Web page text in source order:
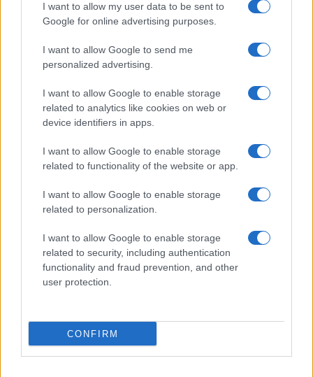
I want to allow my user data to be sent to
Google for online advertising purposes.
I want to allow Google to send me
personalized advertising.
I want to allow Google to enable storage
related to analytics like cookies on web or
device identifiers in apps.
I want to allow Google to enable storage
related to functionality of the website or app.
I want to allow Google to enable storage
related to personalization.
I want to allow Google to enable storage
related to security, including authentication
functionality and fraud prevention, and other
user protection.
CONFIRM
Vuoi rimuovere le pubblicità nazionali?
cliccandoqui
Sei già abbonato?